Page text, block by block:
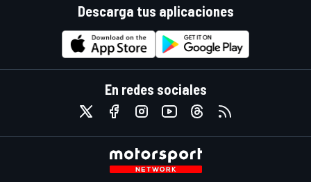
Descarga tus aplicaciones
En redes sociales